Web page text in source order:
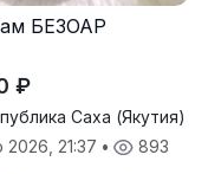
БЕЗОАР
₽
Саха (Якутия)
2026, 21:37 • 893